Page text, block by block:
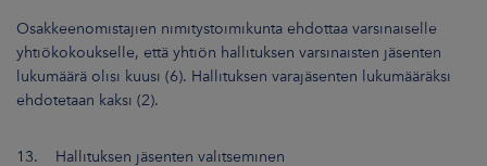
Osakkeenomistajien nimitystoimikunta ehdottaa varsinaiselle
yhtiökokoukselle, että yhtiön hallituksen varsinaisten jäsenten
lukumäärä olisi kuusi (6). Hallituksen varajäsenten lukumääräksi
ehdotetaan kaksi (2).
13. Hallituksen jäsenten valitseminen